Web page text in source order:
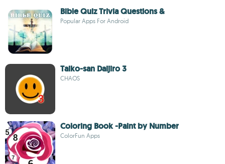
Bible Quiz Trivia Questions &
Popular Apps For Android
Taiko-san Daijiro 3
CHAOS
Coloring Book -Paint by Number
ColorFun Apps